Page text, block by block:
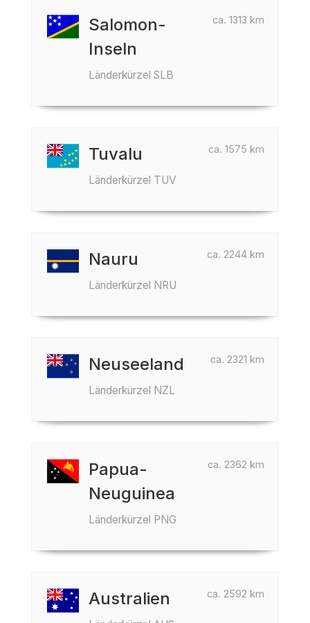
ca. 1313 km
Salomon-
Inseln
Länderkürzel SLB
ca. 1575 km
Tuvalu
Länderkürzel TUV
ca. 2244 km
Nauru
Länderkürzel NRU
ca. 2321 km
Neuseeland
Länderkürzel NZL
ca. 2362 km
Papua-
Neuguinea
Länderkürzel PNG
ca. 2592 km
Australien